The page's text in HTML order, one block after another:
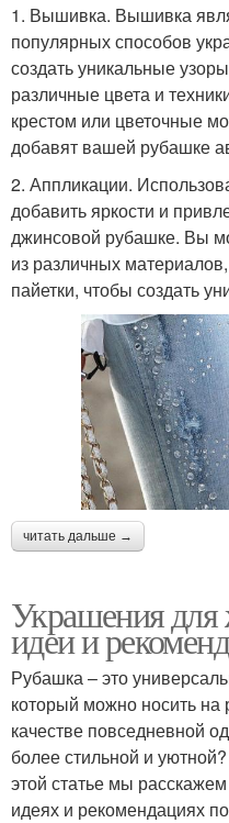
1. Вышивка. Вышивка
популярных способов
создать уникальные
различные цвета и
крестом или цветочные
добавят вашей рубашке
2. Аппликации.
добавить яркости и
джинсовой рубашке. Вы
из различных
пайетки, чтобы создать
читать дальше →
Украшения
идеи и
Рубашка – это
который можно носить на
качестве повседневной
более стильной и
этой статье мы
идеях и рекомендациях